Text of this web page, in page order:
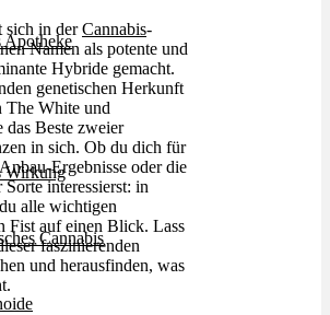
Apotheke
Wirkung
Cannabis
sich in derCannabis-
Namen als potente und
Hybride gemacht.
genetischen Herkunft
The White und
das Beste zweier
in sich. Ob du dich für
Ergebnisse oder die
interessierst: in
alle wichtigen
Fist auf einen Blick. Lass
faszinierenden
und herausfinden, was